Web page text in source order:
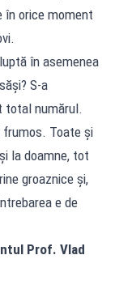
în orice moment
în asemenea
S-a
total numărul.
frumos. Toate și
la doamne, tot
groaznice și,
e de
Prof. Vlad